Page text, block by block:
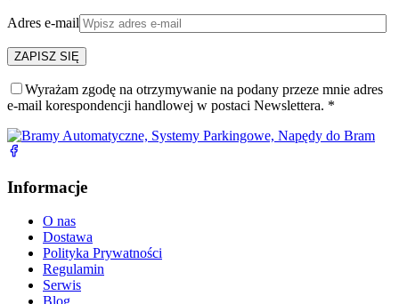
Adres e-mail
Wyrażam zgodę na otrzymywanie na podany przeze mnie adres
e-mail korespondencji handlowej w postaci Newslettera. *
Informacje
O nas
Dostawa
Polityka Prywatności
Regulamin
Serwis